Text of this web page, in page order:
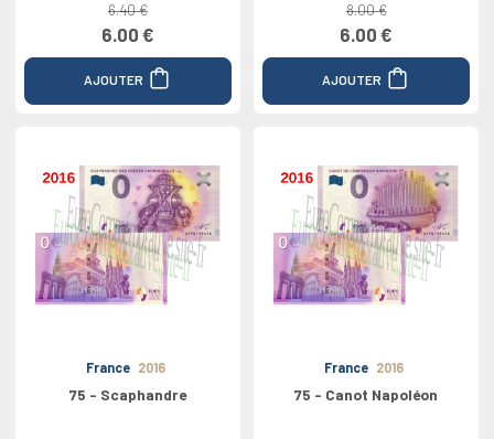
6.40 €
6.00 €
AJOUTER
8.00 €
6.00 €
AJOUTER
France 2016
75 - Scaphandre
France 2016
75 - Canot Napoléon